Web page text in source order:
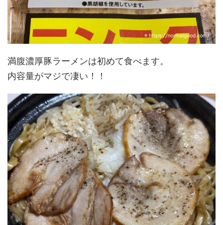
満腹濃厚豚ラーメンは初めて食べます。
内容量がマジで凄い！！